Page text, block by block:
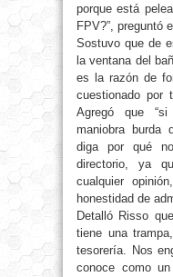
porque está
FPV?”, preguntó
Sostuvo que de
la ventana del
es la razón de
cuestionado por
Agregó que
maniobra burda
diga por qué
directorio, ya
cualquier
honestidad de
Detalló Risso
tiene una
tesorería. Nos
conoce como